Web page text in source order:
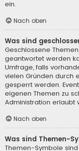
ein.
Nach oben
Was sind
Geschlossene
geantwortet werden
Umfrage, falls
vielen Gründen durch
gesperrt werden.
eigenen Themen zu
Administration erlaubt
Nach oben
Was sind Themen-
Themen-Symbole